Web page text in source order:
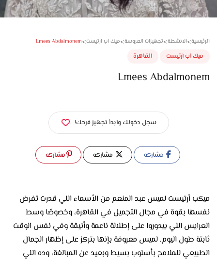
اب ارتيست القاهرة
سجل دخولك وابدأ تجهيز فرحك!
مشاركه مشاركه مشاركه
ميكب أرتيست لميس عبد المنعم من الأسماء اللي قدرت تفرض
نفسها بقوة في مجال التجميل في القاهرة، وخصوصًا وسط
العرايس اللي بيدوروا على إطلالة ناعمة وأنيقة وفي نفس الوقت
ثابتة طول اليوم. لميس معروفة بإنها بتركز على إظهار الجمال
الطبيعي للملامح بأسلوب بسيط وبعيد عن المبالغة، وده اللي